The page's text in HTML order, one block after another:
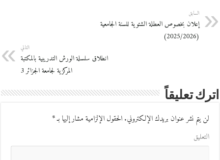
السابق
إعلان بخصوص العطلة الشتوية للسنة الجامعية
(2025/2026)
التالي
انطلاق سلسلة الورش التدريبية بالمكتبة
المركزية لجامعة الجزائر 3
اترك تعليقاً
لن يتم نشر عنوان بريدك الإلكتروني.الحقول الإلزامية مشار إليها بـ*
التعليق